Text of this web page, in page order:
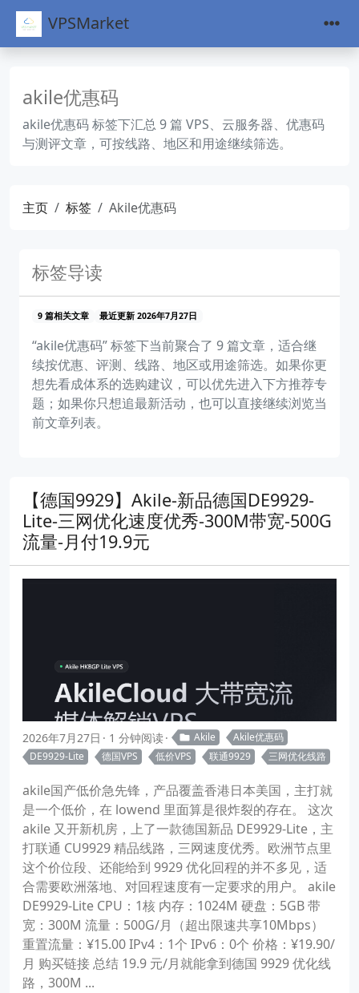
VPSMarket
akile优惠码
akile优惠码 标签下汇总 9 篇 VPS、云服务器、优惠码
与测评文章，可按线路、地区和用途继续筛选。
主页 标签 Akile优惠码
标签导读
9 篇相关文章 最近更新 2026年7月27日
“akile优惠码” 标签下当前聚合了 9 篇文章，适合继
续按优惠、评测、线路、地区或用途筛选。如果你更
想先看成体系的选购建议，可以优先进入下方推荐专
题；如果你只想追最新活动，也可以直接继续浏览当
前文章列表。
【德国9929】Akile-新品德国DE9929-
Lite-三网优化速度优秀-300M带宽-500G
流量-月付19.9元
2026年7月27日 1 分钟阅读 Akile
Akile优惠码
DE9929-Lite
德国VPS 低价VPS 联通9929 三网优化线路
akile国产低价急先锋，产品覆盖香港日本美国，主打就
是一个低价，在 lowend 里面算是很炸裂的存在。 这次
akile 又开新机房，上了一款德国新品 DE9929-Lite，主
打联通 CU9929 精品线路，三网速度优秀。欧洲节点里
这个价位段、还能给到 9929 优化回程的并不多见，适
合需要欧洲落地、对回程速度有一定要求的用户。 akile
DE9929-Lite CPU：1核 内存：1024M 硬盘：5GB 带
宽：300M 流量：500G/月（超出限速共享10Mbps）
重置流量：¥15.00 IPv4：1个 IPv6：0个 价格：¥19.90/
月 购买链接 总结 19.9 元/月就能拿到德国 9929 优化线
路，300M ...